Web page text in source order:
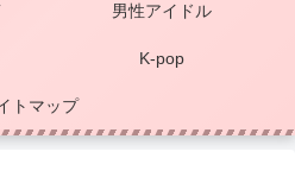
男性アイドル
K-pop
トマップ